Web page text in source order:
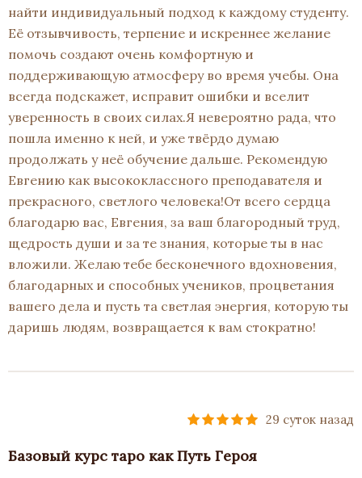
найти индивидуальный подход к каждому студенту.
Её отзывчивость, терпение и искреннее желание
помочь создают очень комфортную и
поддерживающую атмосферу во время учебы. Она
всегда подскажет, исправит ошибки и вселит
уверенность в своих силах.Я невероятно рада, что
пошла именно к ней, и уже твёрдо думаю
продолжать у неё обучение дальше. Рекомендую
Евгению как высококлассного преподавателя и
прекрасного, светлого человека!От всего сердца
благодарю вас, Евгения, за ваш благородный труд,
щедрость души и за те знания, которые ты в нас
вложили. Желаю тебе бесконечного вдохновения,
благодарных и способных учеников, процветания
вашего дела и пусть та светлая энергия, которую ты
даришь людям, возвращается к вам стократно!
29 суток назад
Базовый курс таро как Путь Героя